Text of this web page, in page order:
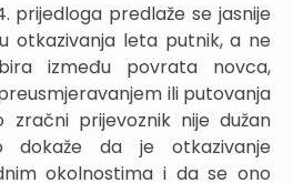
prijedloga predlaže se jasnije
otkazivanja leta putnik, a ne
između povrata novca,
ili putovanja
zračni prijevoznik nije dužan
dokaže da je otkazivanje
okolnostima i da se ono